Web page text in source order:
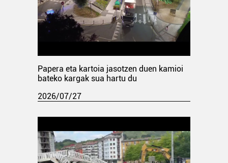
Papera eta kartoia jasotzen duen kamioi
bateko kargak sua hartu du
2026/07/27